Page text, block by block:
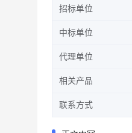
招标单位
中标单位
代理单位
相关产品
联系方式